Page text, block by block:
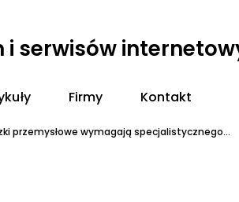
serwisów
Firmy Kontakt
przemysłowe wymagają specjalistycznego...